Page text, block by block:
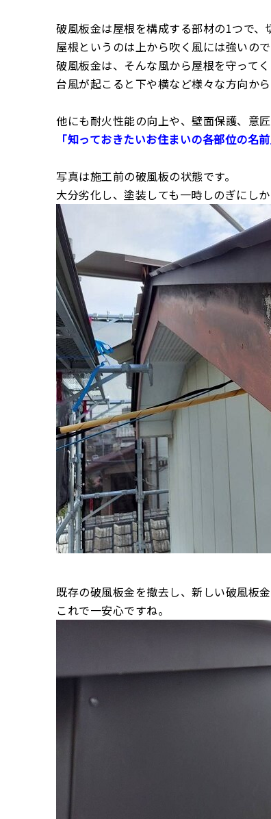
破風板金は屋根を構成する部材の1つで、
屋根というのは上から吹く風には強いの
破風板金は、そんな風から屋根を守ってく
台風が起こると下や横など様々な方向か
他にも耐火性能の向上や、壁面保護、意
「知っておきたいお住まいの各部位の名
写真は施工前の破風板の状態です。
大分劣化し、塗装しても一時しのぎにし
既存の破風板金を撤去し、新しい破風板金
これで一安心ですね。